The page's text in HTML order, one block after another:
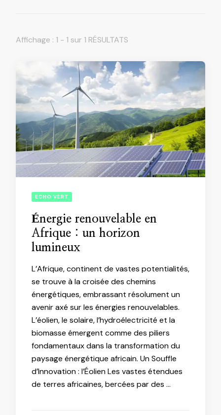
Affichage : 1 - 1 sur 1 RÉSULTATS
ECHO VERT
Énergie renouvelable en
Afrique : un horizon
lumineux
L’Afrique, continent de vastes potentialités,
se trouve à la croisée des chemins
énergétiques, embrassant résolument un
avenir axé sur les énergies renouvelables.
L’éolien, le solaire, l’hydroélectricité et la
biomasse émergent comme des piliers
fondamentaux dans la transformation du
paysage énergétique africain. Un Souffle
d’Innovation : l’Éolien Les vastes étendues
de terres africaines, bercées par des …